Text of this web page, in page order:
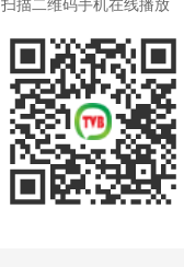
扫描二维码手机在线播放